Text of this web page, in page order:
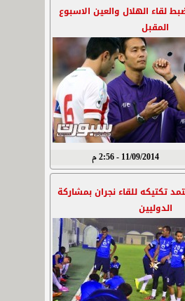
لقاء الهلال والعين الاسبوع
المقبل
11/09/2014 - 2:56 م
تكتيكه للقاء نجران بمشاركة
الدوليين